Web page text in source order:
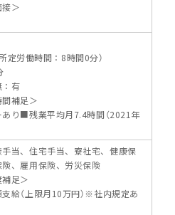
＞
定労働時間：8時間0分）
有
補足＞
り■残業平均月7.4時間（2021年
当、住宅手当、寮社宅、健康保
、雇用保険、労災保険
足＞
給（上限月10万円）※社内規定あ